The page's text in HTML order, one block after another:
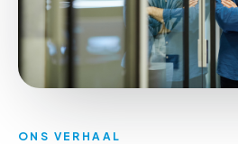
ONS VERHAAL